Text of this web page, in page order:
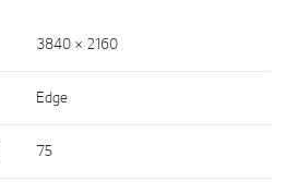
3840 × 2160
Edge
75